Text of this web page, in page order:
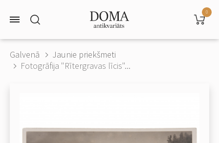
0
Galvenā
Jaunie priekšmeti
Fotogrāfija "Rītergravas līcis"...